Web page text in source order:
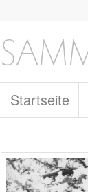
Startseite